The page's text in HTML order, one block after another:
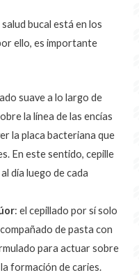
bucal está en los
ello, es importante
suave a lo largo de
la línea de las encías
la placa bacteriana que
En este sentido, cepille
día luego de cada
: el cepillado por sí solo
de pasta con
para actuar sobre
formación de caries.